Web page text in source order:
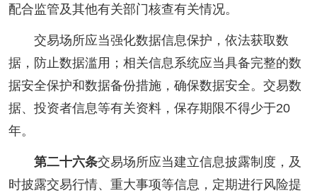
配合监管及其他有关部门核查有关情况。
交易场所应当强化数据信息保护，依法获取数
据，防止数据滥用；相关信息系统应当具备完整的数
据安全保护和数据备份措施，确保数据安全。交易数
据、投资者信息等有关资料，保存期限不得少于20
年。
第二十六条交易场所应当建立信息披露制度，及
时披露交易行情、重大事项等信息，定期进行风险提